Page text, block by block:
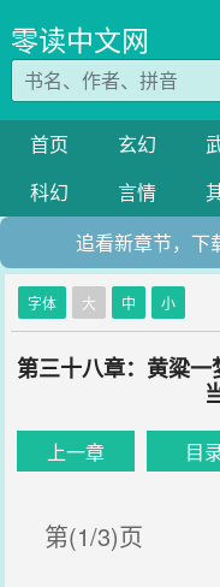
零读中文网
首页 玄幻
科幻
言情
追看新章节，下
字体 大 中 小
第三十八章：黄粱
上一章 目
第(1/3)页